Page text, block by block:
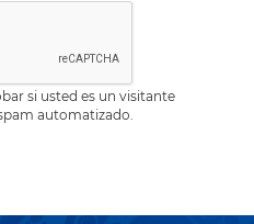
si usted es un visitante
automatizado.